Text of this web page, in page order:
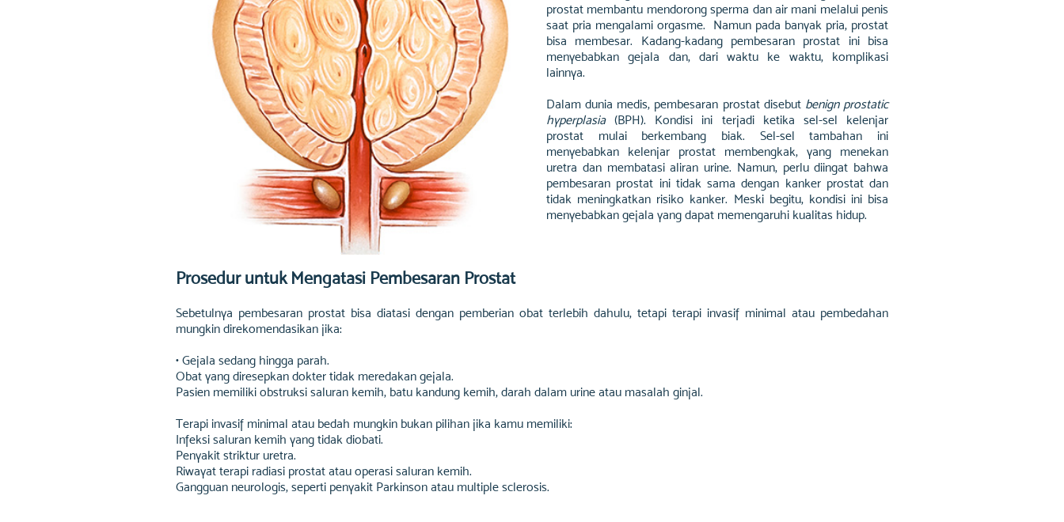
prostat membantu mendorong sperma dan air mani melalui penis
saat pria mengalami orgasme. Namun pada banyak pria, prostat
bisa membesar. Kadang-kadang pembesaran prostat ini bisa
menyebabkan gejala dan, dari waktu ke waktu, komplikasi
lainnya.
Dalam dunia medis, pembesaran prostat disebut benign prostatic
hyperplasia(BPH). Kondisi ini terjadi ketika sel-sel kelenjar
prostat mulai berkembang biak. Sel-sel tambahan ini
menyebabkan kelenjar prostat membengkak, yang menekan
uretra dan membatasi aliran urine. Namun, perlu diingat bahwa
pembesaran prostat ini tidak sama dengan kanker prostat dan
tidak meningkatkan risiko kanker. Meski begitu, kondisi ini bisa
menyebabkan gejala yang dapat memengaruhi kualitas hidup.
Prosedur untuk Mengatasi Pembesaran Prostat
Sebetulnya pembesaran prostat bisa diatasi dengan pemberian obat terlebih dahulu, tetapi terapi invasif minimal atau pembedahan
mungkin direkomendasikan jika:
• Gejala sedang hingga parah.
Obat yang diresepkan dokter tidak meredakan gejala.
Pasien memiliki obstruksi saluran kemih, batu kandung kemih, darah dalam urine atau masalah ginjal.
Terapi invasif minimal atau bedah mungkin bukan pilihan jika kamu memiliki:
Infeksi saluran kemih yang tidak diobati.
Penyakit striktur uretra.
Riwayat terapi radiasi prostat atau operasi saluran kemih.
Gangguan neurologis, seperti penyakit Parkinson atau multiple sclerosis.